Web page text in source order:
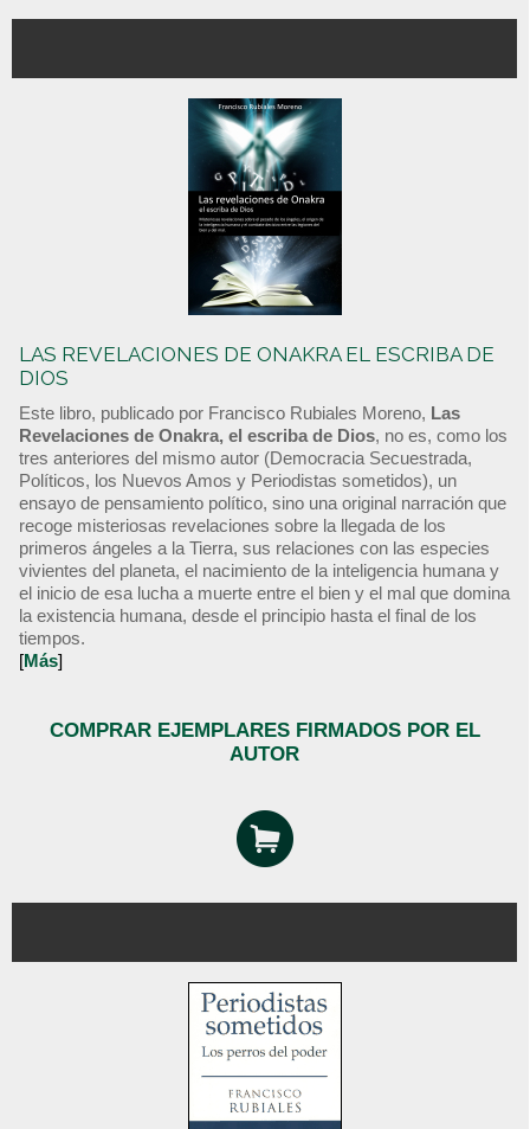
LAS REVELACIONES DE ONAKRA EL ESCRIBA DE
DIOS
Este libro, publicado por Francisco Rubiales Moreno, Las
Revelaciones de Onakra, el escriba de Dios, no es, como los
tres anteriores del mismo autor (Democracia Secuestrada,
Políticos, los Nuevos Amos y Periodistas sometidos), un
ensayo de pensamiento político, sino una original narración que
recoge misteriosas revelaciones sobre la llegada de los
primeros ángeles a la Tierra, sus relaciones con las especies
vivientes del planeta, el nacimiento de la inteligencia humana y
el inicio de esa lucha a muerte entre el bien y el mal que domina
la existencia humana, desde el principio hasta el final de los
tiempos.
[Más]
COMPRAR EJEMPLARES FIRMADOS POR EL
AUTOR